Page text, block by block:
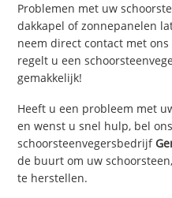
Problemen met uw
dakkapel of zonnepanelen
neem direct contact met ons
regelt u een
gemakkelijk!
Heeft u een probleem met
en wenst u snel hulp, bel
schoorsteenvegersbedrijf
de buurt om uw
te herstellen.